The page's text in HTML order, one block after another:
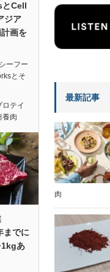
Cell
ジア
画を
ーフー
とそ
ロテイ
養肉
までに
1kgあ
最新記事
肉